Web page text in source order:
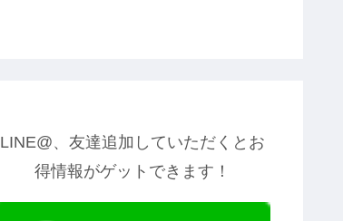
LINE@、友達追加していただくとお
得情報がゲットできます！